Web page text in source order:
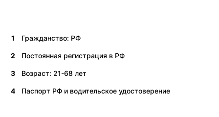
1 Гражданство: РФ
2 Постоянная регистрация в РФ
3 Возраст: 21-68 лет
4 Паспорт РФ и водительское удостоверение